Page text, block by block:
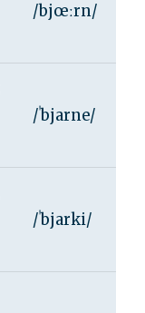
/bjœːrn/
/ˈbjarne/
/ˈbjarki/